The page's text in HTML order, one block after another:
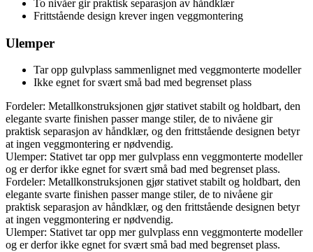
To nivåer gir praktisk separasjon av håndklær
Frittstående design krever ingen veggmontering
Ulemper
Tar opp gulvplass sammenlignet med veggmonterte modeller
Ikke egnet for svært små bad med begrenset plass
Fordeler: Metallkonstruksjonen gjør stativet stabilt og holdbart, den
elegante svarte finishen passer mange stiler, de to nivåene gir
praktisk separasjon av håndklær, og den frittstående designen betyr
at ingen veggmontering er nødvendig.
Ulemper: Stativet tar opp mer gulvplass enn veggmonterte modeller
og er derfor ikke egnet for svært små bad med begrenset plass.
Fordeler: Metallkonstruksjonen gjør stativet stabilt og holdbart, den
elegante svarte finishen passer mange stiler, de to nivåene gir
praktisk separasjon av håndklær, og den frittstående designen betyr
at ingen veggmontering er nødvendig.
Ulemper: Stativet tar opp mer gulvplass enn veggmonterte modeller
og er derfor ikke egnet for svært små bad med begrenset plass.